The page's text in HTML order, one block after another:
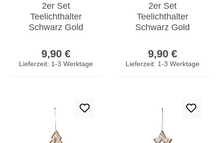
2er Set
Teelichthalter
Schwarz Gold
Glas Kerzenhalter
Tischdeko
9,90 €
Lieferzeit: 1-3 Werktage
2er Set
Teelichthalter
Schwarz Gold
Kerzenhalter
Tischdeko
9,90 €
Lieferzeit: 1-3 Werktage